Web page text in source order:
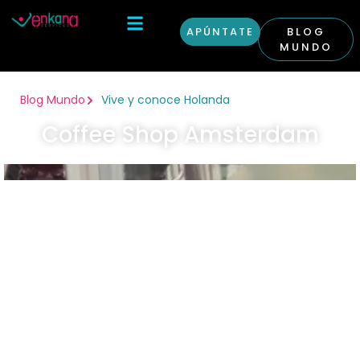
APÚNTATE
BLOG
MUNDO
Blog Mundo Vive y conoce Holanda
Coffee Shop Amsterdam